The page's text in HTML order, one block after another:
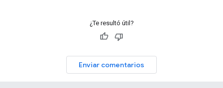
¿Te resultó útil?
Enviar comentarios